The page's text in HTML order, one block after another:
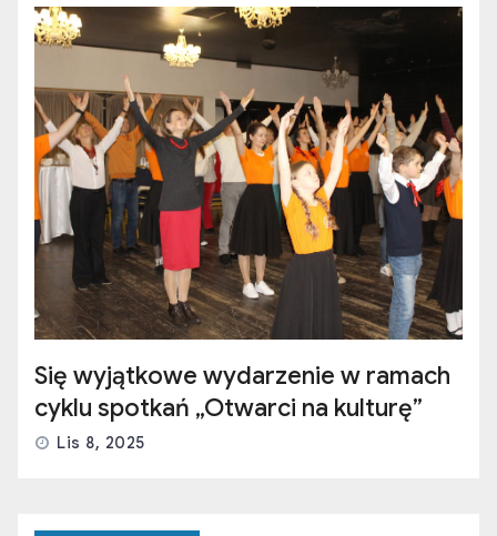
Się wyjątkowe wydarzenie w ramach
cyklu spotkań „Otwarci na kulturę”
Lis 8, 2025